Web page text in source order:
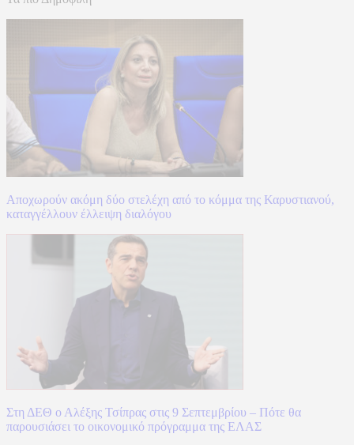
Αποχωρούν ακόμη δύο στελέχη από το κόμμα της Καρυστιανού,
καταγγέλλουν έλλειψη διαλόγου
Στη ΔΕΘ ο Αλέξης Τσίπρας στις 9 Σεπτεμβρίου – Πότε θα
παρουσιάσει το οικονομικό πρόγραμμα της ΕΛΑΣ